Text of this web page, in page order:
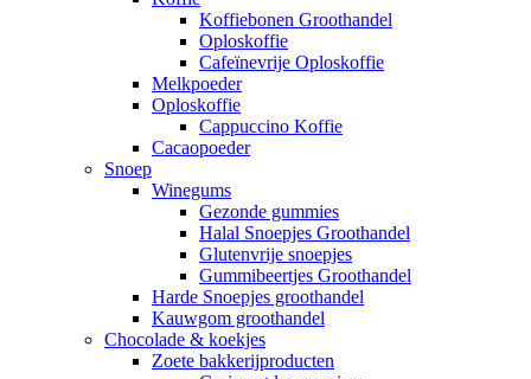
Koffiebonen Groothandel
Oploskoffie
Cafeïnevrije Oploskoffie
Melkpoeder
Oploskoffie
Cappuccino Koffie
Cacaopoeder
Snoep
Winegums
Gezonde gummies
Halal Snoepjes Groothandel
Glutenvrije snoepjes
Gummibeertjes Groothandel
Harde Snoepjes groothandel
Kauwgom groothandel
Chocolade & koekjes
Zoete bakkerijproducten